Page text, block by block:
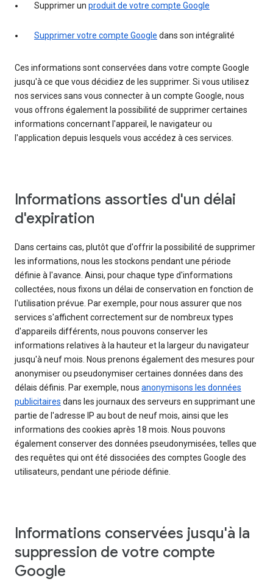
Supprimer un produit de votre compte Google
Supprimer votre compte Google dans son intégralité
Ces informations sont conservées dans votre compte Google
jusqu'à ce que vous décidiez de les supprimer. Si vous utilisez
nos services sans vous connecter à un compte Google, nous
vous offrons également la possibilité de supprimer certaines
informations concernant l'appareil, le navigateur ou
l'application depuis lesquels vous accédez à ces services.
Informations assorties d'un délai
d'expiration
Dans certains cas, plutôt que d'offrir la possibilité de supprimer
les informations, nous les stockons pendant une période
définie à l'avance. Ainsi, pour chaque type d'informations
collectées, nous fixons un délai de conservation en fonction de
l'utilisation prévue. Par exemple, pour nous assurer que nos
services s'affichent correctement sur de nombreux types
d'appareils différents, nous pouvons conserver les
informations relatives à la hauteur et la largeur du navigateur
jusqu'à neuf mois. Nous prenons également des mesures pour
anonymiser ou pseudonymiser certaines données dans des
délais définis. Par exemple, nous anonymisons les données
publicitaires dans les journaux des serveurs en supprimant une
partie de l'adresse IP au bout de neuf mois, ainsi que les
informations des cookies après 18 mois. Nous pouvons
également conserver des données pseudonymisées, telles que
des requêtes qui ont été dissociées des comptes Google des
utilisateurs, pendant une période définie.
Informations conservées jusqu'à la
suppression de votre compte
Google